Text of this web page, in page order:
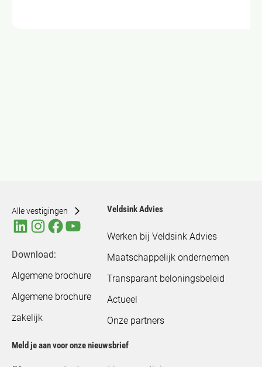
Alle vestigingen
Download:
Algemene brochure
Algemene brochure
zakelijk
Veldsink Advies
Werken bij Veldsink Advies
Maatschappelijk ondernemen
Transparant beloningsbeleid
Actueel
Onze partners
Meld je aan voor onze nieuwsbrief